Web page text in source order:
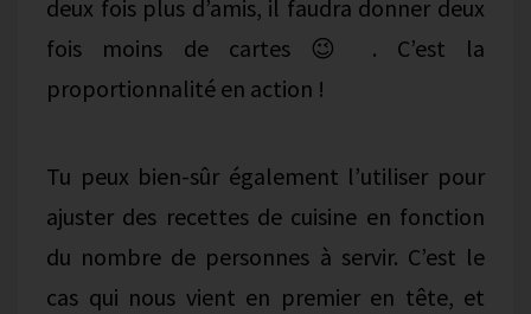
deux fois plus d’amis, il faudra donner deux
fois moins de cartes 😉 . C’est la
proportionnalité en action !
Tu peux bien-sûr également l’utiliser pour
ajuster des recettes de cuisine en fonction
du nombre de personnes à servir. C’est le
cas qui nous vient en premier en tête, et